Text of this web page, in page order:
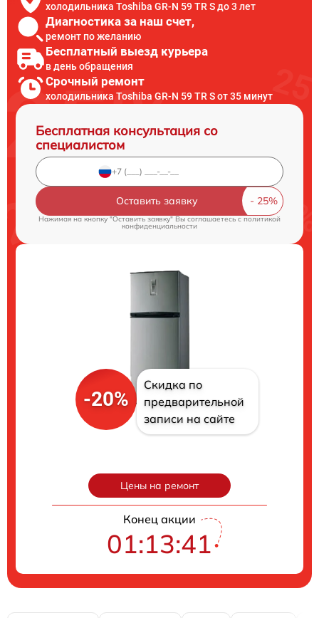
холодильника Toshiba GR-N 59 TR S до 3 лет
Диагностика за наш счет,
ремонт по желанию
Бесплатный выезд курьера
в день обращения
Срочный ремонт
холодильника Toshiba GR-N 59 TR S от 35 минут
Бесплатная консультация со
специалистом
Оставить заявку
Нажимая на кнопку "Оставить заявку" Вы соглашаетесь cполитикой
конфиденциальности
-20%
Скидка по
предварительной
записи на сайте
Цены на ремонт
Конец акции
01:13:40